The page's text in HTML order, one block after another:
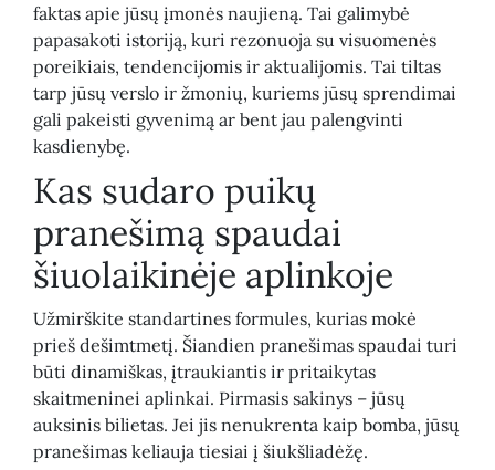
faktas apie jūsų įmonės naujieną. Tai galimybė
papasakoti istoriją, kuri rezonuoja su visuomenės
poreikiais, tendencijomis ir aktualijomis. Tai tiltas
tarp jūsų verslo ir žmonių, kuriems jūsų sprendimai
gali pakeisti gyvenimą ar bent jau palengvinti
kasdienybę.
Kas sudaro puikų
pranešimą spaudai
šiuolaikinėje aplinkoje
Užmirškite standartines formules, kurias mokė
prieš dešimtmetį. Šiandien pranešimas spaudai turi
būti dinamiškas, įtraukiantis ir pritaikytas
skaitmeninei aplinkai. Pirmasis sakinys – jūsų
auksinis bilietas. Jei jis nenukrenta kaip bomba, jūsų
pranešimas keliauja tiesiai į šiukšliadėžę.